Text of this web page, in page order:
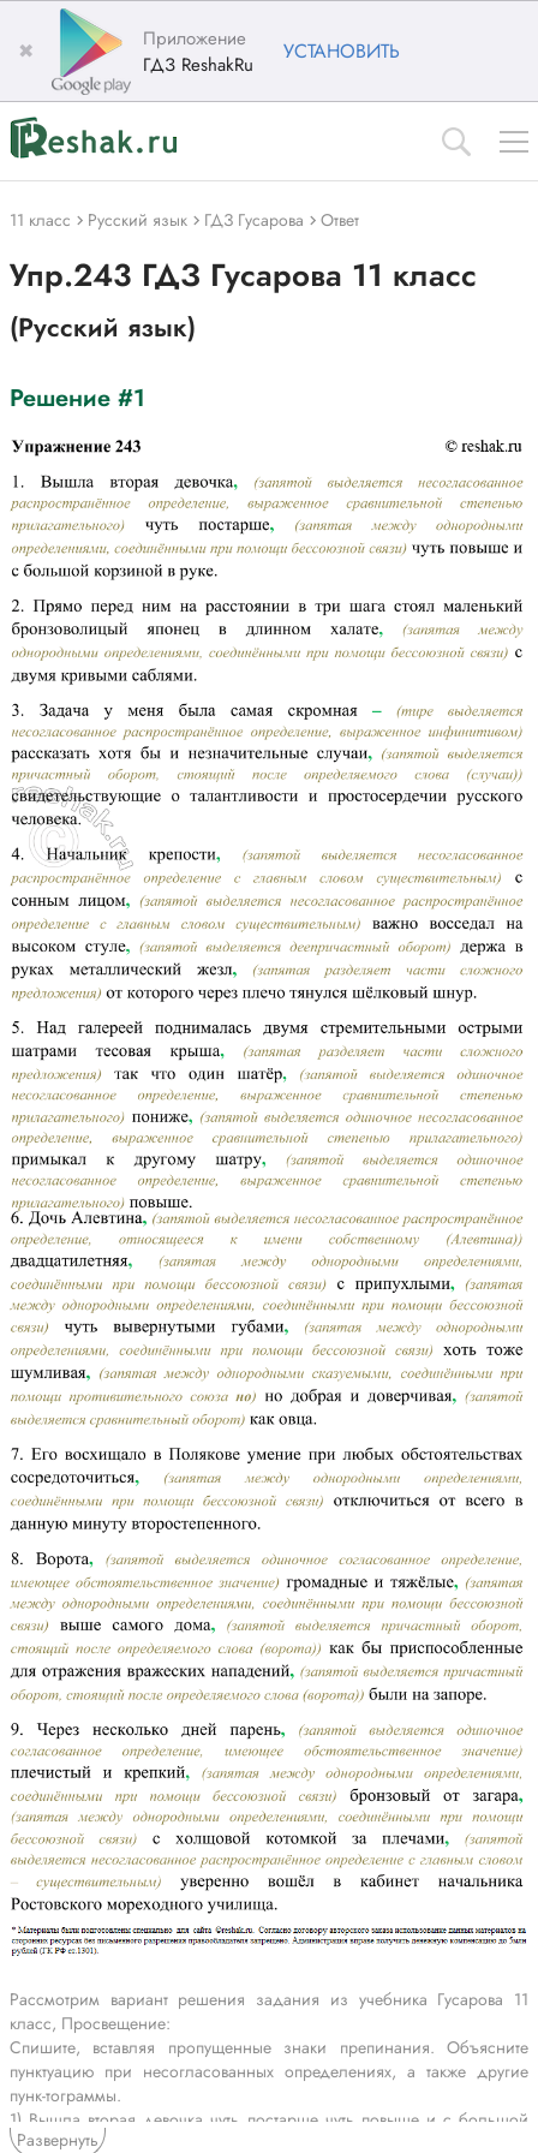
✖
Приложение
ГДЗ ReshakRu
УСТАНОВИТЬ
11 класс Русский язык ГДЗ Гусарова Ответ
Упр.243 ГДЗ Гусарова 11 класс
(Русский язык)
Решение #1
Рассмотрим вариант решения задания из учебника Гусарова 11
класс, Просвещение:
Спишите, вставляя пропущенные знаки препинания. Объясните
пунктуацию при несогласованных определениях, а также другие
пунк-тограммы.
1) Вышла вторая девочка чуть постарше чуть повыше и с большой
корзиной в руке (М. Пришвин). 2) Прямо перед ним на расстоянии
Развернуть